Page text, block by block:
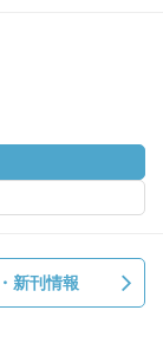
新刊情報